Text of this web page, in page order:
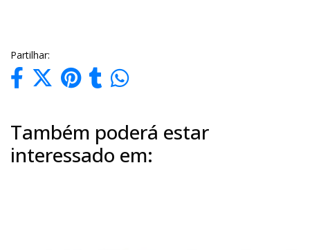
Partilhar:
Também poderá estar
interessado em: